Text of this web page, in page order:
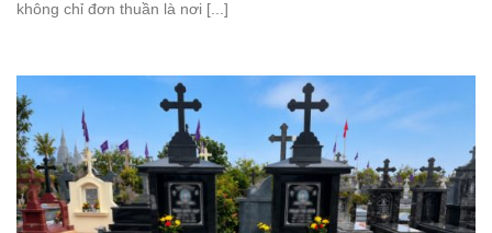
không chỉ đơn thuần là nơi [...]